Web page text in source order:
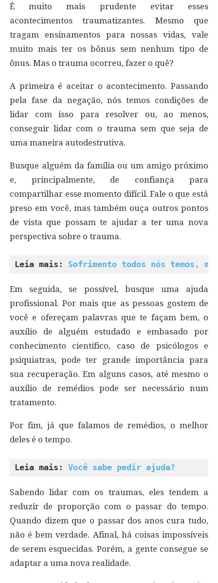
É muito mais prudente evitar esses
acontecimentos traumatizantes. Mesmo que
tragam ensinamentos para nossas vidas, vale
muito mais ter os bônus sem nenhum tipo de
ônus. Mas o trauma ocorreu, fazer o quê?
A primeira é aceitar o acontecimento. Passando
pela fase da negação, nós temos condições de
lidar com isso para resolver ou, ao menos,
conseguir lidar com o trauma sem que seja de
uma maneira autodestrutiva.
Busque alguém da família ou um amigo próximo
e, principalmente, de confiança para
compartilhar esse momento difícil. Fale o que está
preso em você, mas também ouça outros pontos
de vista que possam te ajudar a ter uma nova
perspectiva sobre o trauma.
Leia mais: Sofrimento todos nós temos,
Em seguida, se possível, busque uma ajuda
profissional. Por mais que as pessoas gostem de
você e ofereçam palavras que te façam bem, o
auxílio de alguém estudado e embasado por
conhecimento científico, caso de psicólogos e
psiquiatras, pode ter grande importância para
sua recuperação. Em alguns casos, até mesmo o
auxílio de remédios pode ser necessário num
tratamento.
Por fim, já que falamos de remédios, o melhor
deles é o tempo.
Leia mais: Você sabe pedir ajuda?
Sabendo lidar com os traumas, eles tendem a
reduzir de proporção com o passar do tempo.
Quando dizem que o passar dos anos cura tudo,
não é bem verdade. Afinal, há coisas impossíveis
de serem esquecidas. Porém, a gente consegue se
adaptar a uma nova realidade.